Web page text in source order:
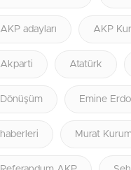
AKP adayları AKP
Akparti Atatürk
Dönüşüm Emine
haberleri Murat Kurum